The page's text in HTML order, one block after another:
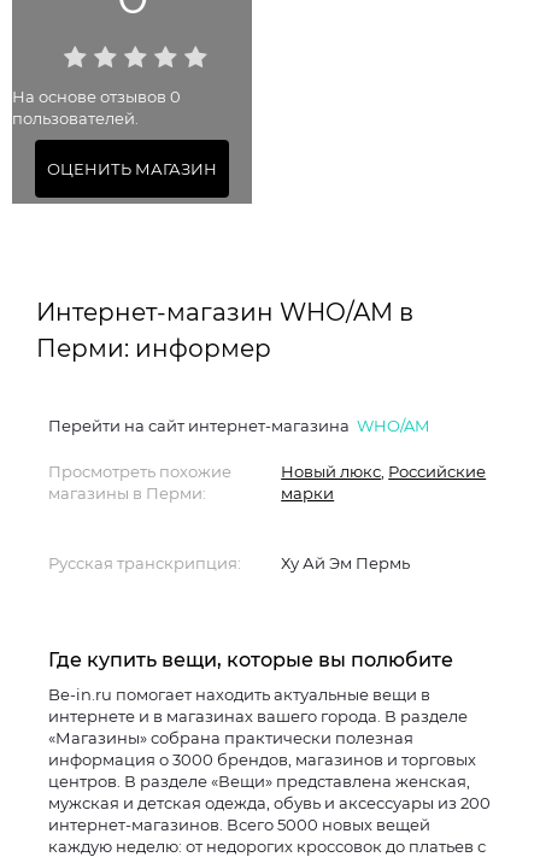
На основе отзывов 0
пользователей.
ОЦЕНИТЬ МАГАЗИН
Интернет-магазин WHO/AM в
Перми: информер
Перейти на сайт интернет-магазина WHO/AM
Просмотреть похожие
магазины в Перми:
Новый люкс Российские
марки
Русская транскрипция: Ху Ай Эм Пермь
Где купить вещи, которые вы полюбите
Be-in.ru помогает находить актуальные вещи в
интернете и в магазинах вашего города. В разделе
«Магазины» собрана практически полезная
информация о 3000 брендов, магазинов и торговых
центров. В разделе «Вещи» представлена женская,
мужская и детская одежда, обувь и аксессуары из 200
интернет-магазинов. Всего 5000 новых вещей
каждую неделю: от недорогих кроссовок до платьев с